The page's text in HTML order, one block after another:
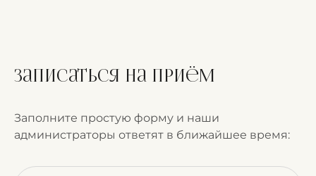
Записаться на приём
Заполните простую форму и наши
администраторы ответят в ближайшее время: